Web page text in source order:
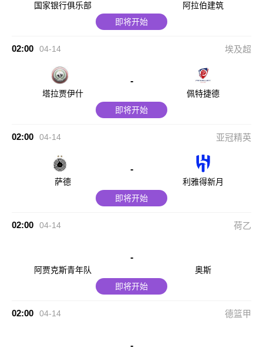
国家银行俱乐部
阿拉伯建筑
即将开始
02:00 04-14 埃及超
塔拉贾伊什
-
佩特捷德
即将开始
02:00 04-14 亚冠精英
萨德
-
利雅得新月
即将开始
02:00 04-14 荷乙
阿贾克斯青年队
-
奥斯
即将开始
02:00 04-14 德篮甲
-